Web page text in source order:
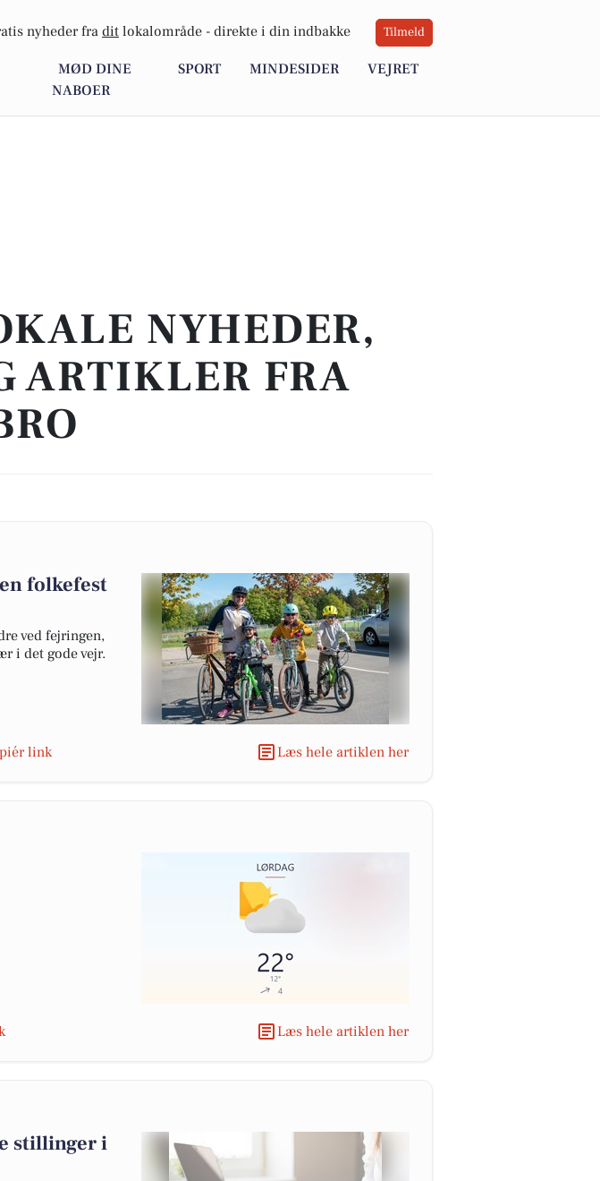
nyheder fra dit lokalområde - direkte i din indbakke Tilmeld
MØD DINE
NABOER
SPORT MINDESIDER VEJRET
NYHEDER,
ARTIKLER FRA
folkefest
ved fejringen,
i det gode vejr.
link Læs hele artiklen her
Læs hele artiklen her
stillinger i